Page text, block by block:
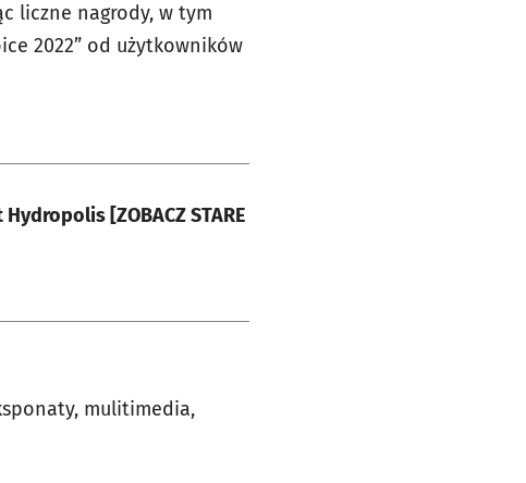
liczne nagrody, w tym
2022” od użytkowników
[ZOBACZ STARE
mulitimedia,